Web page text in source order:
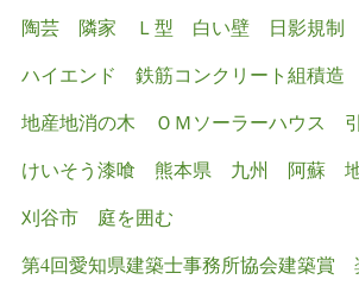
陶芸
隣家 Ｌ型 白い壁 日影規制
ハイエンド
鉄筋コンクリート組積造
地産地消の木
ＯＭソーラーハウス
けいそう漆喰
熊本県 九州 阿蘇
刈谷市
庭を囲む
第4回愛知県建築士事務所協会建築賞